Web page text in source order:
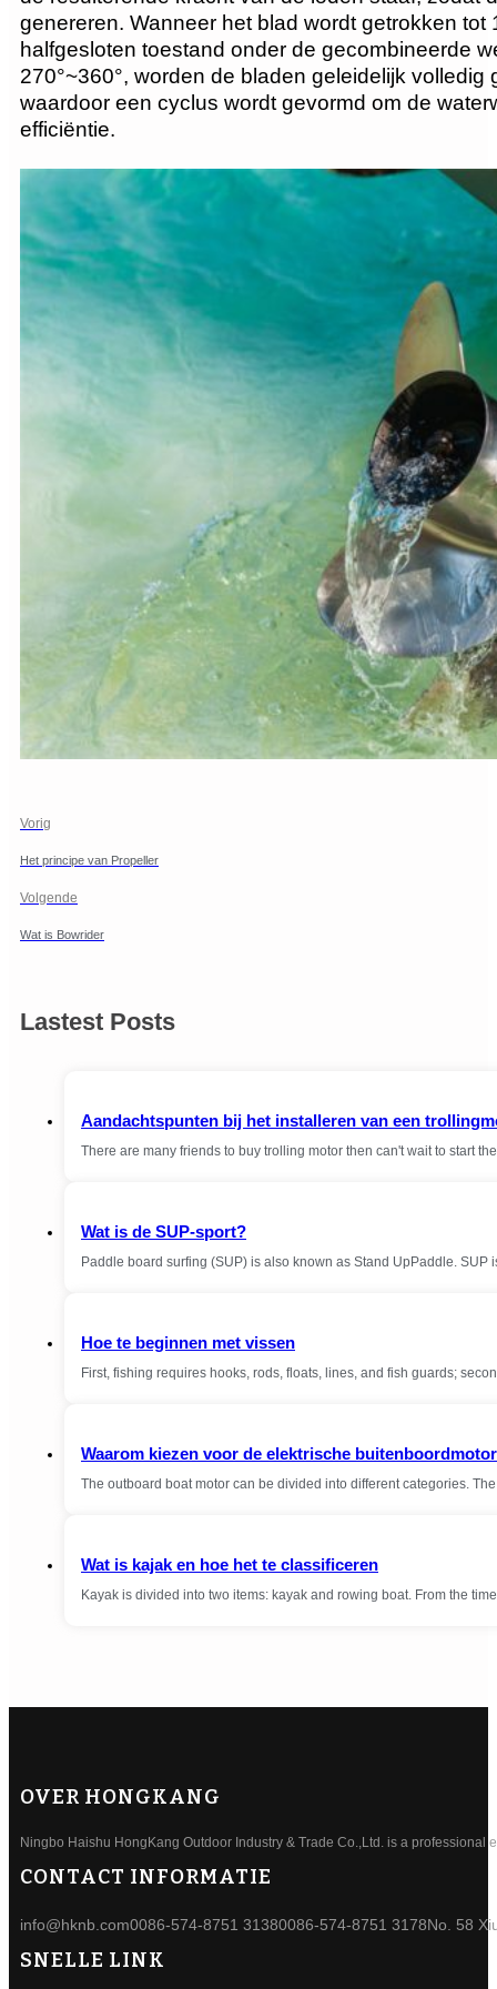
genereren. Wanneer het blad wordt getrokken
halfgesloten toestand onder de gecombineerde
270°~360°, worden de bladen geleidelijk
waardoor een cyclus wordt gevormd om de
efficiëntie.
Vorig
Het principe van Propeller
Volgende
Wat is Bowrider
Lastest Posts
Aandachtspunten bij het installeren van een
There are many friends to buy trolling motor then can't wait to start
Wat is de SUP-sport?
Paddle board surfing (SUP) is also known as Stand UpPaddle.
Hoe te beginnen met vissen
First, fishing requires hooks, rods, floats, lines, and fish guards;
Waarom kiezen voor de elektrische
The outboard boat motor can be divided into different categories.
Wat is kajak en hoe het te classificeren
Kayak is divided into two items: kayak and rowing boat. From the
OVER HONGKANG
Ningbo Haishu HongKang Outdoor Industry & Trade Co.,Ltd. is a professional
CONTACT INFORMATIE
info@hknb.com0086-574-8751 31380086-574-8751 3178No. 58
SNELLE LINK